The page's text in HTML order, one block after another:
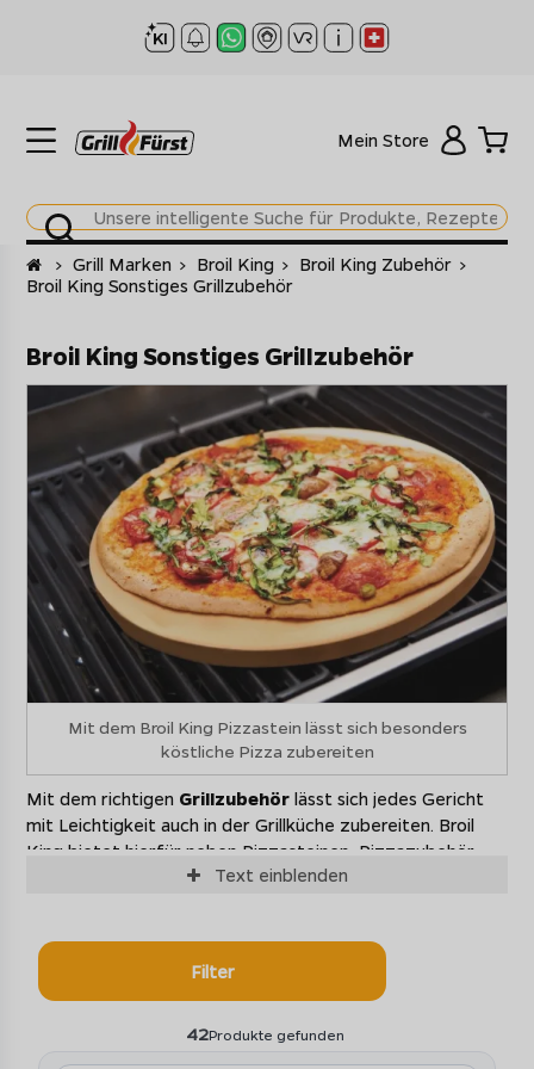
Mein Store
Startseite
> Grill Marken > Broil King > Broil King Zubehör >
Broil King Sonstiges Grillzubehör
Broil King Sonstiges Grillzubehör
Mit dem Broil King Pizzastein lässt sich besonders
köstliche Pizza zubereiten
Mit dem richtigen Grillzubehör lässt sich jedes Gericht
mit Leichtigkeit auch in der Grillküche zubereiten. Broil
King bietet hierfür neben Pizzasteinen, Pizzazubehör
und Schneidebrettern auch hochwertige Marinierspritzen
Wer seinenGrill upgradenmöchte, kann in einigen Broil
King Gasgrills sogar nachträglich einen
der Seitenablage montieren oder dem Broil King Pelletgrill
eine praktische Ablage verpassen.
Text einblenden
Filter
42Produkte gefunden